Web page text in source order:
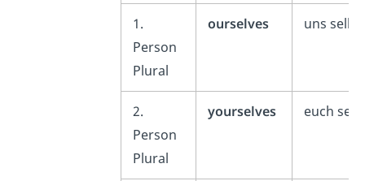
1.
Person
Plural
ourselves uns
2.
Person
Plural
yourselves euch